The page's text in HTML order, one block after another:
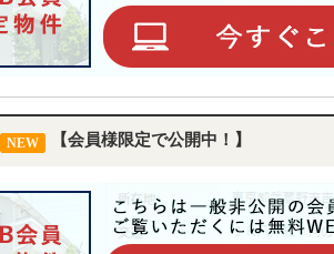
NEW 【会員様限定で公開中！】